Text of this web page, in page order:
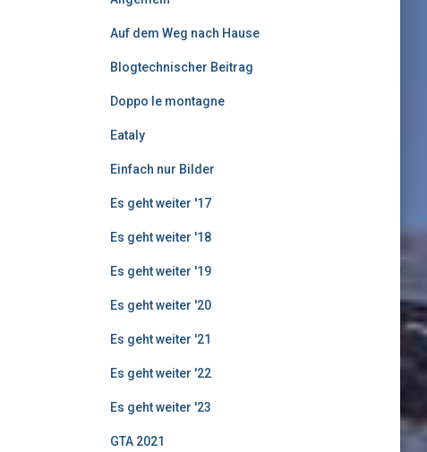
Auf dem Weg nach Hause
Blogtechnischer Beitrag
Doppo le montagne
Eataly
Einfach nur Bilder
Es geht weiter '17
Es geht weiter '18
Es geht weiter '19
Es geht weiter '20
Es geht weiter '21
Es geht weiter '22
Es geht weiter '23
GTA 2021